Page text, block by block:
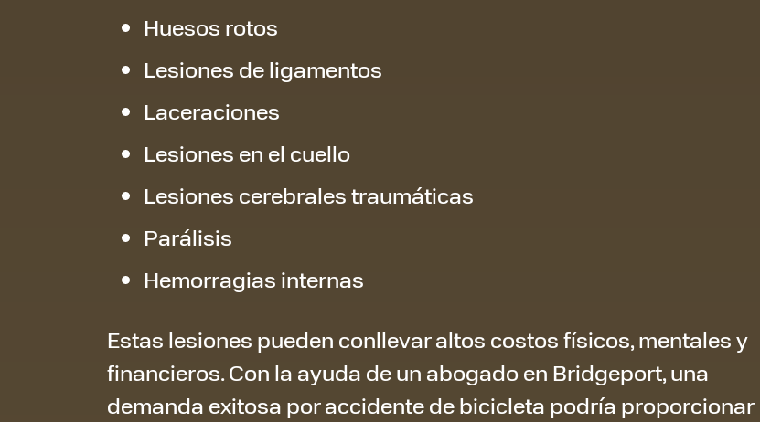
Huesos rotos
Lesiones de ligamentos
Laceraciones
Lesiones en el cuello
Lesiones cerebrales traumáticas
Parálisis
Hemorragias internas
Estas lesiones pueden conllevar altos costos físicos, mentales y
financieros. Con la ayuda de un abogado en Bridgeport, una
demanda exitosa por accidente de bicicleta podría proporcionar